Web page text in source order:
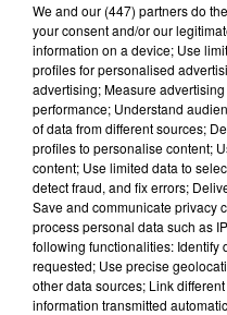
Les investigations ont
rappel,unhomme de
l'aube de ce mardi 31
Violettes. Son cadavre
de couteau. Les
enquête pour homicide
interpellé un suspect.
vient finalement d'être
meurtre et écroué.
We and our (447) partnersdo
your consent and/or our
information on a device; Use
profiles for personalised
advertising; Measure
performance; Understand
of data from different sources;
profiles to personalise content;
content; Use limited data to
detect fraud, and fix errors;
Save and communicate privacy
process personal data such as
following functionalities: Identify
requested; Use precise
other data sources; Link
information transmitted